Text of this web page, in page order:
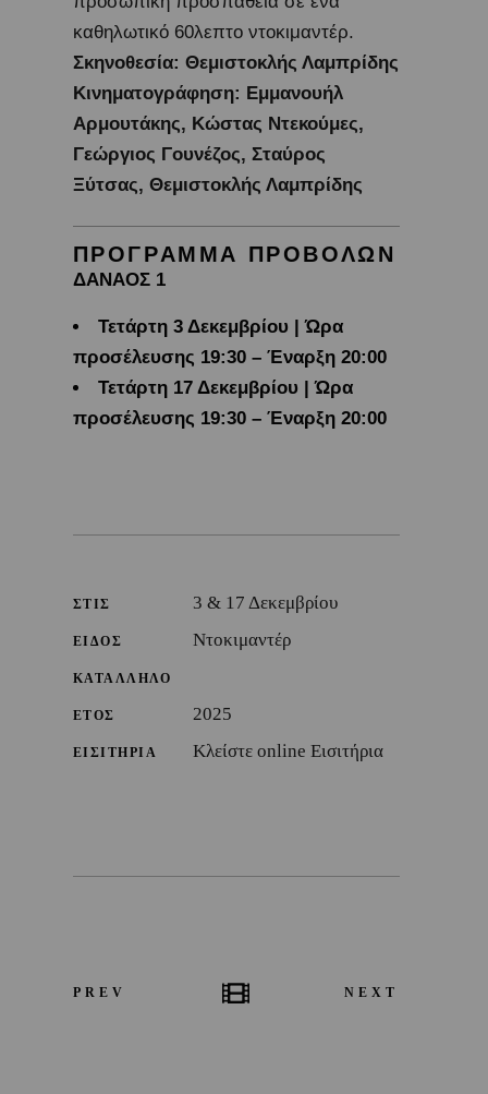
καθηλωτικό 60λεπτο ντοκιμαντέρ.
Σκηνοθεσία: Θεμιστοκλής Λαμπρίδης
Κινηματογράφηση: Εμμανουήλ
Αρμουτάκης, Κώστας Ντεκούμες,
Γεώργιος Γουνέζος, Σταύρος
Ξύτσας, Θεμιστοκλής Λαμπρίδης
ΠΡΟΓΡΑΜΜΑ ΠΡΟΒΟΛΩΝ
ΔΑΝΑΟΣ 1
Τετάρτη 3 Δεκεμβρίου | Ώρα
προσέλευσης 19:30 – Έναρξη 20:00
Τετάρτη 17 Δεκεμβρίου | Ώρα
προσέλευσης 19:30 – Έναρξη 20:00
ΣΤΙΣ 3 & 17 Δεκεμβρίου
ΕΙΔΟΣ Ντοκιμαντέρ
ΚΑΤΑΛΛΗΛΟ
ΕΤΟΣ 2025
ΕΙΣΙΤΗΡΙΑ Κλείστε online Εισιτήρια
PREV NEXT